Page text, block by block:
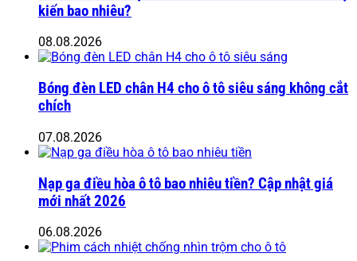
kiến bao nhiêu?
08.08.2026
Bóng đèn LED chân H4 cho ô tô siêu sáng không cắt
chích
07.08.2026
Nạp ga điều hòa ô tô bao nhiêu tiền? Cập nhật giá
mới nhất 2026
06.08.2026